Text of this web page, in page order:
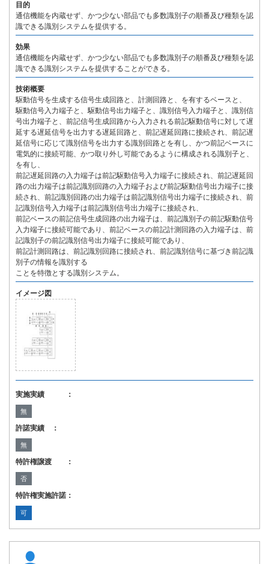
目的
通信機能を内蔵せず、かつ少ない部品でも多数識別子の順番及び種類を認
識できる識別システムを提供する。
効果
通信機能を内蔵せず、かつ少ない部品でも多数識別子の順番及び種類を認
識できる識別システムを提供することができる。
技術概要
駆動信号を生成する信号生成回路と、計測回路と、を有するベースと、
駆動信号入力端子と、駆動信号出力端子と、識別信号入力端子と、識別信
号出力端子と、前記信号生成回路から入力される前記駆動信号に対して遅
延する遅延信号を出力する遅延回路と、前記遅延回路に接続され、前記遅
延信号に応じて識別信号を出力する識別回路とを有し、かつ前記ベースに
電気的に接続可能、かつ取り外し可能であるように構成される識別子と、
を有し、
前記遅延回路の入力端子は前記駆動信号入力端子に接続され、前記遅延回
路の出力端子は前記識別回路の入力端子および前記駆動信号出力端子に接
続され、前記識別回路の出力端子は前記識別信号出力端子に接続され、前
記識別信号入力端子は前記識別信号出力端子に接続され、
前記ベースの前記信号生成回路の出力端子は、前記識別子の前記駆動信号
入力端子に接続可能であり、前記ベースの前記計測回路の入力端子は、前
記識別子の前記識別信号出力端子に接続可能であり、
前記計測回路は、前記識別回路に接続され、前記識別信号に基づき前記識
別子の情報を識別する
ことを特徴とする識別システム。
イメージ図
実施実績 ：
無
許諾実績 ：
無
特許権譲渡 ：
否
特許権実施許諾：
可